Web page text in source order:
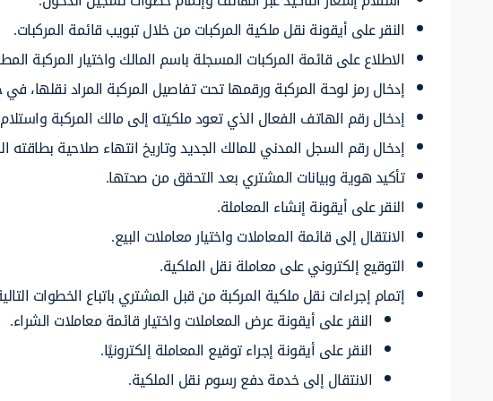
النقر على أيقونة نقل ملكية المركبات من خلال تبويب قائمة المركبات.
الاطلاع على قائمة المركبات المسجلة باسم المالك واختيار المركبة
إدخال رمز لوحة المركبة ورقمها تحت تفاصيل المركبة المراد نقلها،
إدخال رقم الهاتف الفعال الذي تعود ملكيته إلى مالك المركبة
إدخال رقم السجل المدني للمالك الجديد وتاريخ انتهاء صلاحية
تأكيد هوية وبيانات المشتري بعد التحقق من صحتها.
النقر على أيقونة إنشاء المعاملة.
الانتقال إلى قائمة المعاملات واختيار معاملات البيع.
التوقيع إلكتروني على معاملة نقل الملكية.
إتمام إجراءات نقل ملكية المركبة من قبل المشتري باتباع الخطوات
النقر على أيقونة عرض المعاملات واختيار قائمة معاملات الشراء.
النقر على أيقونة إجراء توقيع المعاملة إلكترونيًا.
الانتقال إلى خدمة دفع رسوم نقل الملكية.